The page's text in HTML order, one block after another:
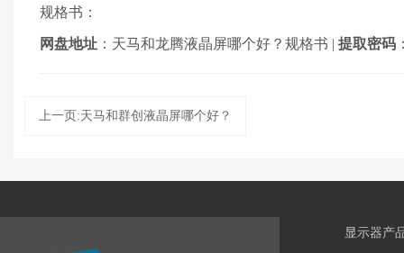
规格书：
网盘地址 ： 天马和龙腾液晶屏哪个好？规格书 |提取密码
上一页:天马和群创液晶屏哪个好？
显示器产